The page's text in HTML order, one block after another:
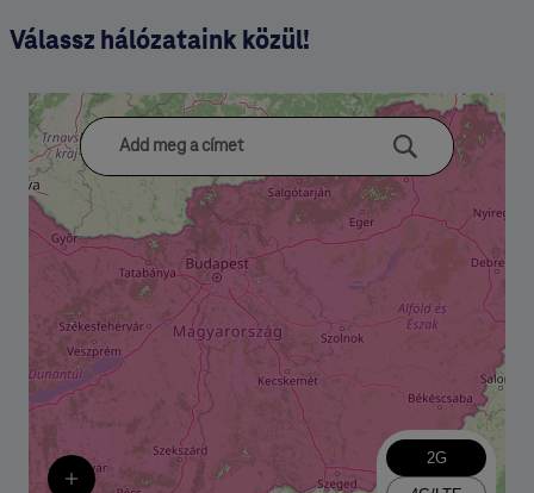
Válassz hálózataink közül!